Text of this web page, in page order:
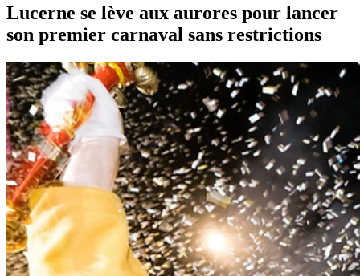
Lucerne se lève aux aurores pour lancer
son premier carnaval sans restrictions